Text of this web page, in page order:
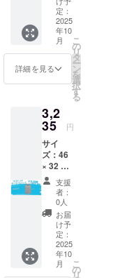
ゼロラ
グで映
像をリ
アルタ
イム伝
送。 対
PC /
Nintend
o
Switch /
PlaySta
tion /
Mac* /
Xbox /
Android
/ その他
あらゆ
る映像
出力デ
バイス
に対
ポータ
ブル
バッグ
13.3イ
ンチ対
応
定：
2025
年10
月
詳細を見る
こ
の
リ
タ
ー
ン
を
選
択
す
る
3,2
35 円
サイ
ズ：46
× 32 ×
12 cm
対応サ
イズ：
13.3イ
ンチ
SPAN
素材：
外側：
ナイロ
支援
者：
0人
お届
け予
定：
2025
年10
月
こ
の
リ